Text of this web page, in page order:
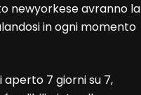
newyorkese avranno la
in ogni momento
7 giorni su 7,